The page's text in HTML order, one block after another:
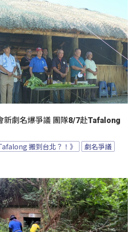
新劇名爆爭議 團隊8/7赴Tafalong
搬到台北？！》
劇名爭議